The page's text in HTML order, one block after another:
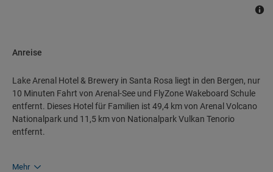
Anreise
Lake Arenal Hotel & Brewery in Santa Rosa liegt in den Bergen, nur
10 Minuten Fahrt von Arenal-See und FlyZone Wakeboard Schule
entfernt. Dieses Hotel für Familien ist 49,4 km von Arenal Volcano
Nationalpark und 11,5 km von Nationalpark Vulkan Tenorio
entfernt.
Mehr